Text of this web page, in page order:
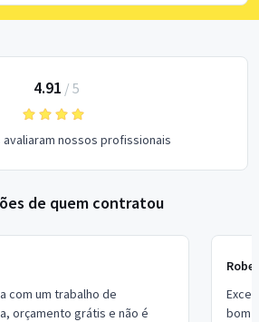
4.91 / 5
nossos profissionais
de quem contratou
com um trabalho de
orçamento grátis e não é
bom